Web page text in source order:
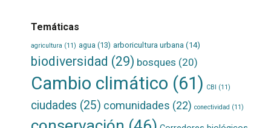
Temáticas
agricultura (11) agua (13) arboricultura urbana(14)
biodiversidad (29) bosques (20)
Cambio climático (61) CBI (11)
ciudades (25) comunidades (22) conectividad (11)